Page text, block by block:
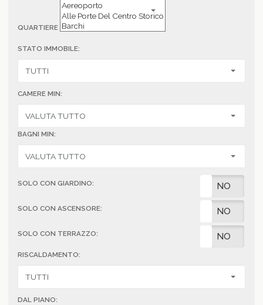
QUARTIERE
STATO IMMOBILE:
CAMERE MIN:
BAGNI MIN:
SOLO CON GIARDINO: NO
SOLO CON ASCENSORE: NO
SOLO CON TERRAZZO: NO
RISCALDAMENTO:
DAL PIANO: